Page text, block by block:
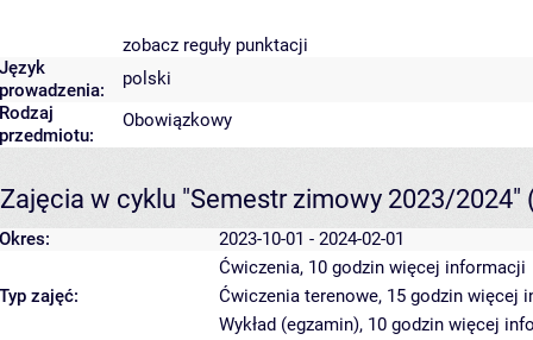
zobacz reguły punktacji
Język
prowadzenia:
polski
Rodzaj
przedmiotu:
Obowiązkowy
Zajęcia w cyklu "Semestr zimowy 2023/2024"
Okres: 2023-10-01 - 2024-02-01
Typ zajęć:
Ćwiczenia, 10 godzin więcej informacji
Ćwiczenia terenowe, 15 godzin więcej
Wykład (egzamin), 10 godzin więcej